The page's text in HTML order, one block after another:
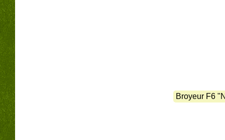
Broyeur F6